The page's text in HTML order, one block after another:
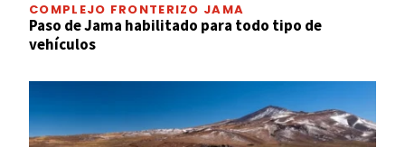
COMPLEJO FRONTERIZO JAMA
Paso de Jama habilitado para todo tipo de
vehículos